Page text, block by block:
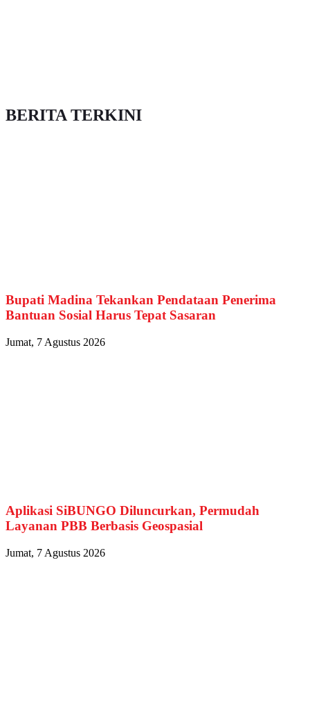
BERITA TERKINI
Bupati Madina Tekankan Pendataan Penerima
Bantuan Sosial Harus Tepat Sasaran
Jumat, 7 Agustus 2026
Aplikasi SiBUNGO Diluncurkan, Permudah
Layanan PBB Berbasis Geospasial
Jumat, 7 Agustus 2026